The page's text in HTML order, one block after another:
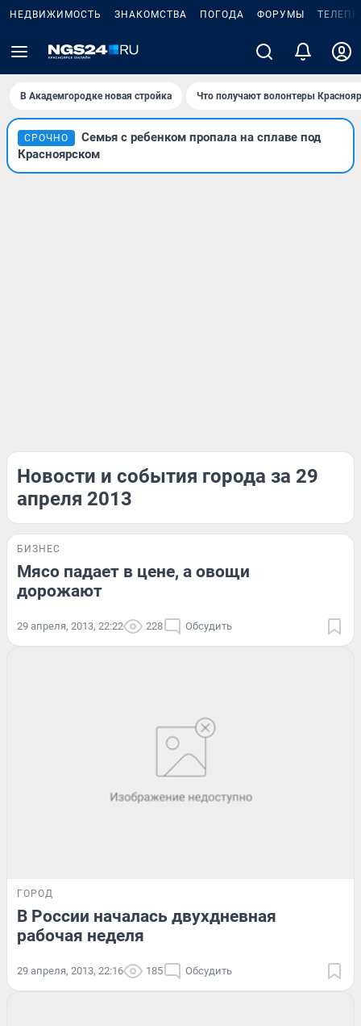
НЕДВИЖИМОСТЬ ЗНАКОМСТВА ПОГОДА ФОРУМЫ
В Академгородке новая стройка Что получают волонтеры
СРОЧНО
Семья с ребенком пропала на сплаве под
Красноярском
Новости и события города за 29
апреля 2013
БИЗНЕС
Мясо падает в цене, а овощи
дорожают
29 апреля, 2013, 22:22 228 Обсудить
ГОРОД
В России началась двухдневная
рабочая неделя
29 апреля, 2013, 22:16 185 Обсудить